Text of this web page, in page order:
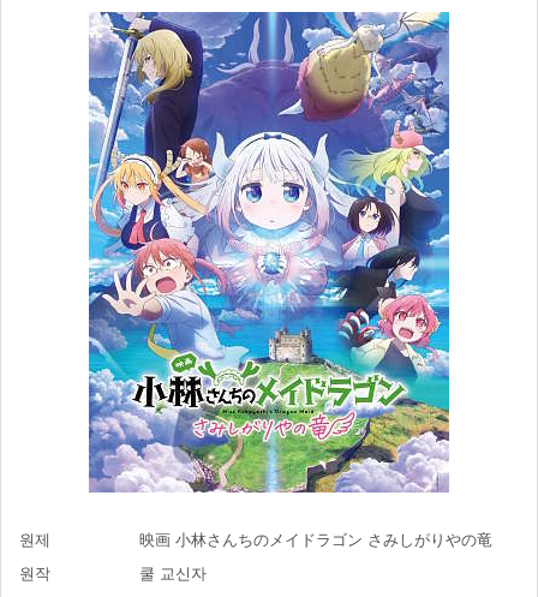
원제
映画 小林さんちのメイドラゴン さみしがりやの竜
원작
쿨 교신자